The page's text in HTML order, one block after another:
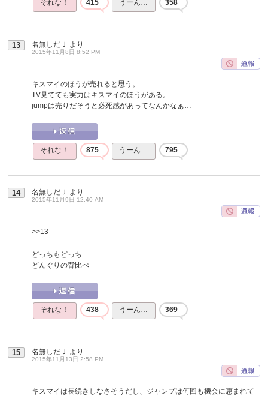
それな！ 415 うーん… 358
13 名無しだＪ より
2015年11月8日 8:52 PM
キスマイのほうが売れると思う。
TV見てても実力はキスマイのほうがある。
jumpは売りだそうと必死感があってなんかなぁ…
それな！ 875 うーん… 795
14 名無しだＪ より
2015年11月9日 12:40 AM
>>13
どっちもどっち
どんぐりの背比べ
それな！ 438 うーん… 369
15 名無しだＪ より
2015年11月13日 2:58 PM
キスマイは長続きしなさそうだし、ジャンプは何回も機会に恵まれて